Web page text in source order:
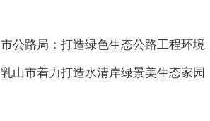
市公路局：打造绿色生态公路工程环境
乳山市着力打造水清岸绿景美生态家园